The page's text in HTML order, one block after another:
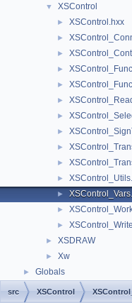
▼ XSControl
► XSControl.hxx
►
►
►
►
►
►
►
►
►
►
►
►
►
► XSDRAW
► Xw
► Globals
src XSControl